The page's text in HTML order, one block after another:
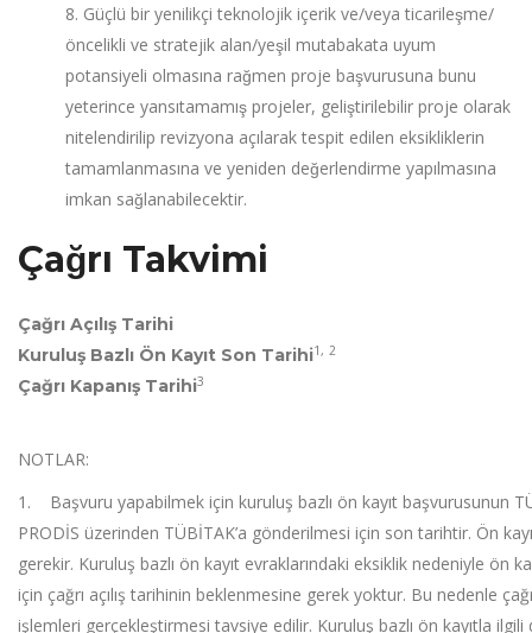
8. Güçlü bir yenilikçi teknolojik içerik ve/veya ticarileşme/
öncelikli ve stratejik alan/yeşil mutabakata uyum
potansiyeli olmasına rağmen proje başvurusuna bunu
yeterince yansıtamamış projeler, geliştirilebilir proje olarak
nitelendirilip revizyona açılarak tespit edilen eksikliklerin
tamamlanmasına ve yeniden değerlendirme yapılmasına
imkan sağlanabilecektir.
Çağrı Takvimi
Çağrı Açılış Tarihi
Kuruluş Bazlı Ön Kayıt Son Tarihi1, 2
Çağrı Kapanış Tarihi3
NOTLAR:
1. Başvuru yapabilmek için kuruluş bazlı ön kayıt başvurusunun
PRODİS üzerinden TÜBİTAK’a gönderilmesi için son tarihtir. Ön
gerekir. Kuruluş bazlı ön kayıt evraklarındaki eksiklik nedeniyle ön
için çağrı açılış tarihinin beklenmesine gerek yoktur. Bu nedenle
işlemleri gerçekleştirmesi tavsiye edilir. Kuruluş bazlı ön kayıtla ilgili